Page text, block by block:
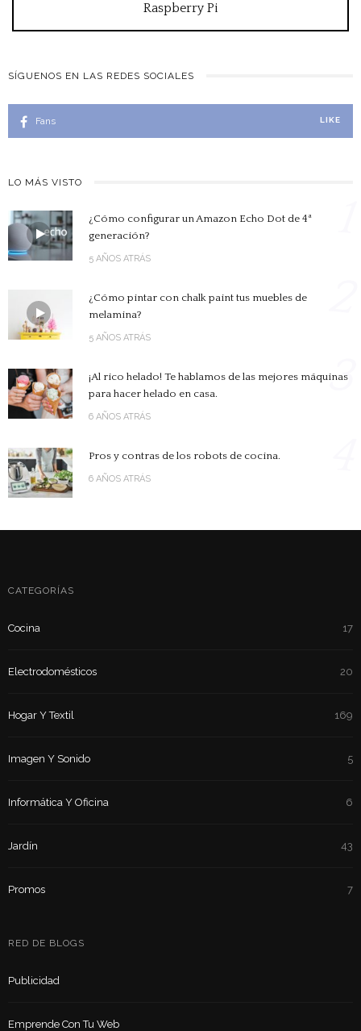
Raspberry Pi
SÍGUENOS EN LAS REDES SOCIALES
Fans LIKE
LO MÁS VISTO
¿Cómo configurar un Amazon Echo Dot de 4ª
generación?
5 AÑOS ATRÁS
¿Cómo pintar con chalk paint tus muebles de
melamina?
5 AÑOS ATRÁS
¡Al rico helado! Te hablamos de las mejores máquinas
para hacer helado en casa.
6 AÑOS ATRÁS
3
Pros y contras de los robots de cocina.
6 AÑOS ATRÁS
CATEGORÍAS
Cocina 17
Electrodomésticos 20
Hogar Y Textil 169
Imagen Y Sonido 5
Informática Y Oficina 6
Jardín 43
Promos 7
RED DE BLOGS
Publicidad
Emprende Con Tu Web